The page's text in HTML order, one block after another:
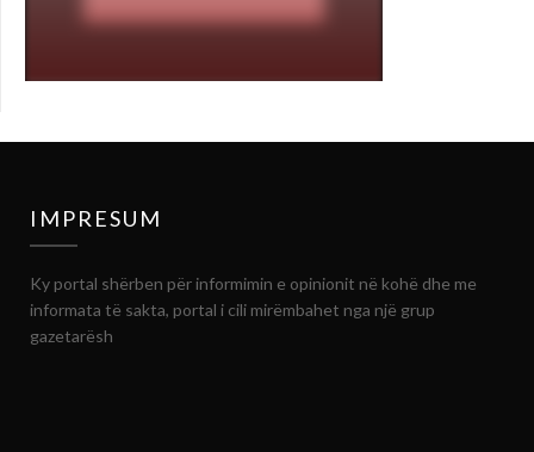
IMPRESUM
Ky portal shërben për informimin e opinionit në kohë dhe me
informata të sakta, portal i cili mirëmbahet nga një grup
gazetarësh